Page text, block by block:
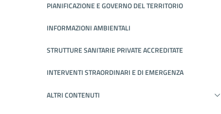
PIANIFICAZIONE E GOVERNO DEL TERRITORIO
INFORMAZIONI AMBIENTALI
STRUTTURE SANITARIE PRIVATE ACCREDITATE
INTERVENTI STRAORDINARI E DI EMERGENZA
ALTRI CONTENUTI